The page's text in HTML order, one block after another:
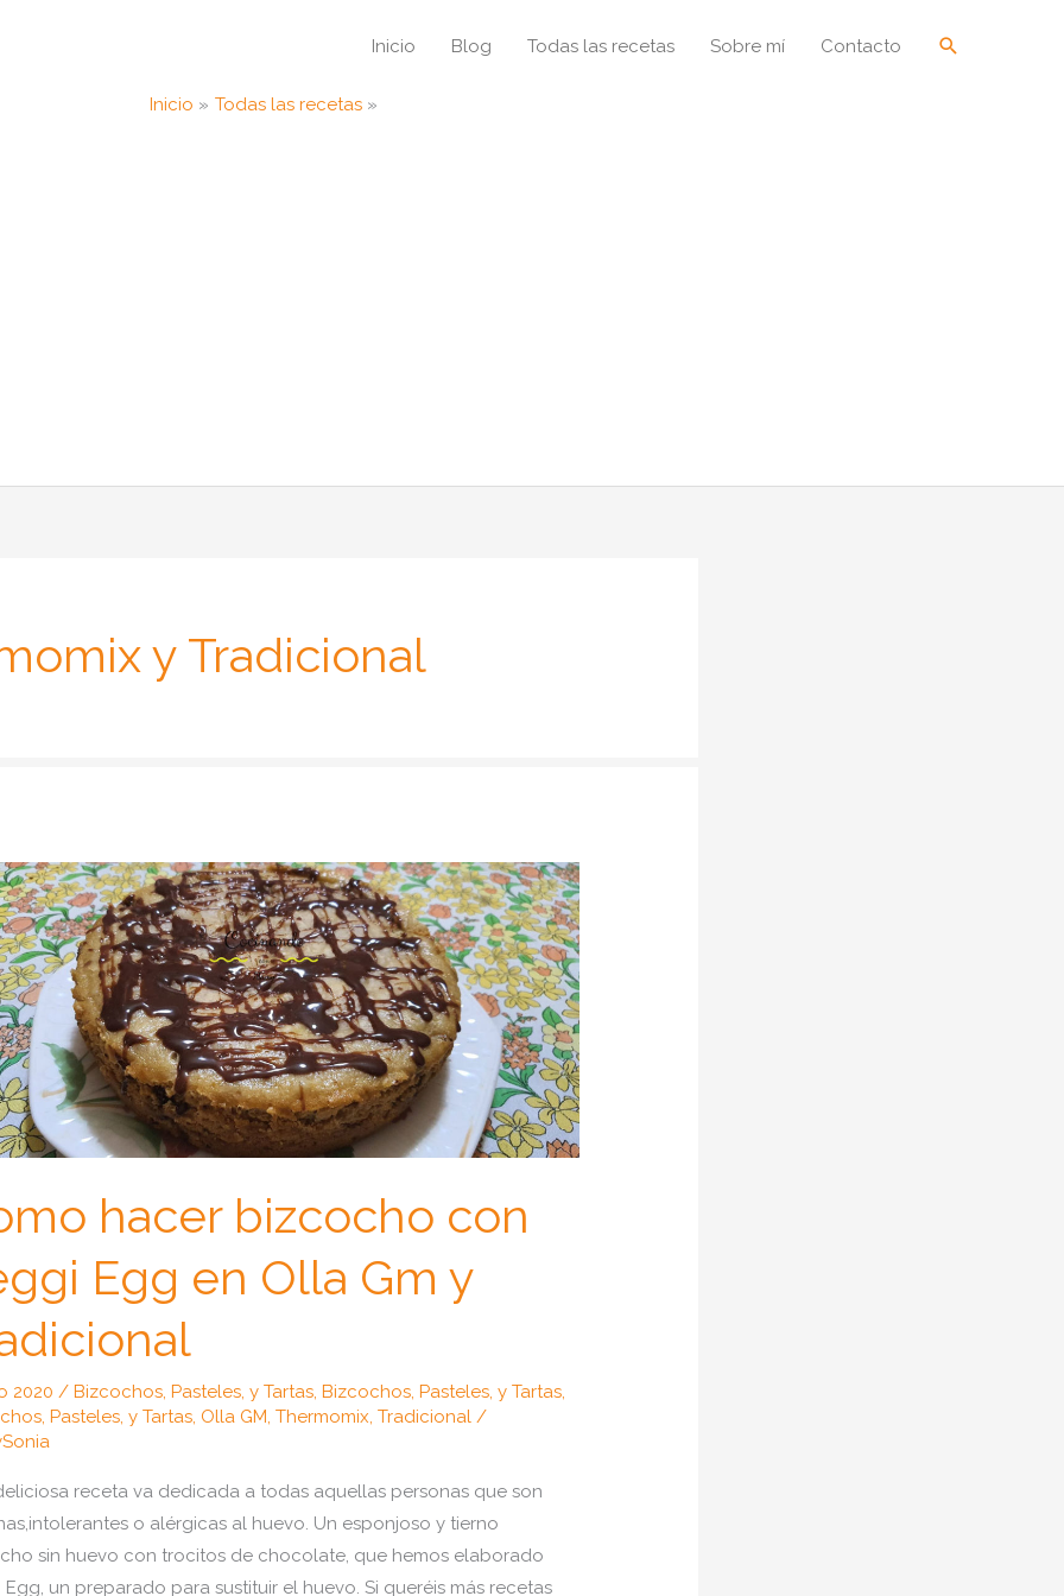
Inicio Blog Todas las recetas Sobre mí Contacto Buscar
Inicio Todas las recetas
y Tradicional
hacer bizcocho con
Egg en Olla Gm y
2020/Bizcochos, Pasteles, y Tartas,Bizcochos, Pasteles, y Tartas,
Pasteles, y Tartas, Olla GM,Thermomix,Tradicional /
receta va dedicada a todas aquellas personas que son
o alérgicas al huevo. Un esponjoso y tierno
sin huevo con trocitos de chocolate, que hemos elaborado
Egg, un preparado para sustituir el huevo. Si queréis más recetas